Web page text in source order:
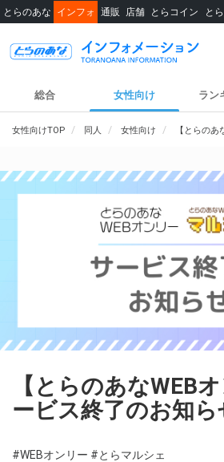
とらのあな インフォ 通販 店舗 とらコイン と
総合 女性向け ラン
女性向けTOP 同人 女性向け 【とらの
【とらのあなWEB
ービス終了のお知ら
#WEBオンリー #とらマルシェ